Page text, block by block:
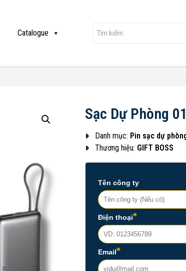
Catalogue
Sạc Dự Phòng
Danh mục: Pin sạc dự
Thương hiệu: GIFT BOSS